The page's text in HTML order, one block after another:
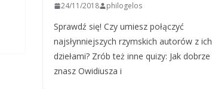
24/11/2018 philogelos
Sprawdź się! Czy umiesz połączyć
najsłynniejszych rzymskich autorów z ich
dziełami? Zrób też inne quizy: Jak dobrze
znasz Owidiusza i